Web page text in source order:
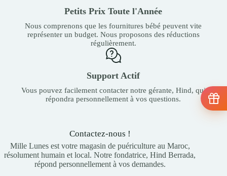
Petits Prix Toute l'Année
Nous comprenons que les fournitures bébé peuvent vite
représenter un budget. Nous proposons des réductions
régulièrement.
Support Actif
Vous pouvez facilement contacter notre gérante, Hind, qui
répondra personnellement à vos questions.
Contactez-nous !
Mille Lunes est votre magasin de puériculture au Maroc,
résolument humain et local. Notre fondatrice, Hind Berrada,
répond personnellement à vos demandes.